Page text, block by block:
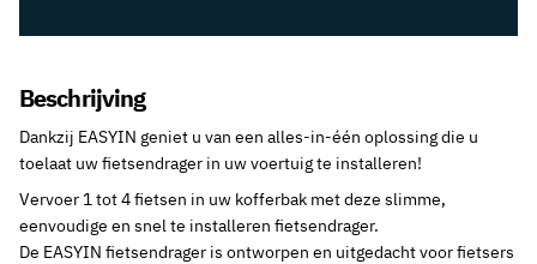
Beschrijving
Dankzij EASYIN geniet u van een alles-in-één oplossing die u
toelaat uw fietsendrager in uw voertuig te installeren!
Vervoer 1 tot 4 fietsen in uw kofferbak met deze slimme,
eenvoudige en snel te installeren fietsendrager.
De EASYIN fietsendrager is ontworpen en uitgedacht voor fietsers